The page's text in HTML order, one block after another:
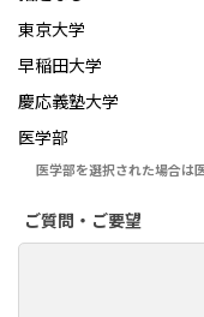
東京大学
早稲田大学
慶応義塾大学
医学部
医学部を選択された場合は
ご質問・ご要望